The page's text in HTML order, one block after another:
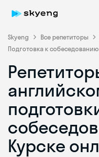
Skyeng Все репетиторы
Подготовка к собеседованию
Курске
Skyeng Chat